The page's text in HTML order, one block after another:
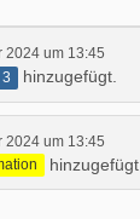
2024 um 13:45
hinzugefügt.
2024 um 13:45
hinzugefügt.